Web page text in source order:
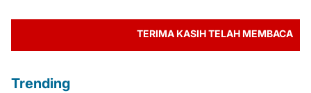
TERIMA KASIH TELAH MEMBACA BERITA
Trending